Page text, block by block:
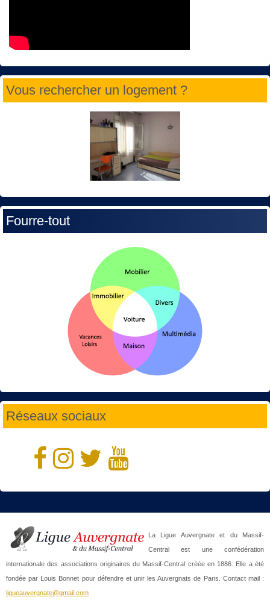
Vous rechercher un logement ?
Fourre-tout
Réseaux sociaux
La Ligue Auvergnate et du Massif-
Central est une confédération
internationale des associations originaires du Massif-Central créée en 1886. Elle a été
fondée par Louis Bonnet pour défendre et unir les Auvergnats de Paris. Contact mail :
ligueauvergnate@gmail.com